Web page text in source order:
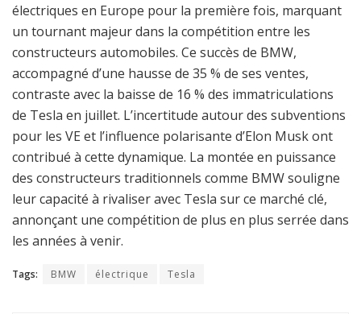
électriques en Europe pour la première fois, marquant
un tournant majeur dans la compétition entre les
constructeurs automobiles. Ce succès de BMW,
accompagné d’une hausse de 35 % de ses ventes,
contraste avec la baisse de 16 % des immatriculations
de Tesla en juillet. L’incertitude autour des subventions
pour les VE et l’influence polarisante d’Elon Musk ont
contribué à cette dynamique. La montée en puissance
des constructeurs traditionnels comme BMW souligne
leur capacité à rivaliser avec Tesla sur ce marché clé,
annonçant une compétition de plus en plus serrée dans
les années à venir.
Tags: BMW électrique Tesla